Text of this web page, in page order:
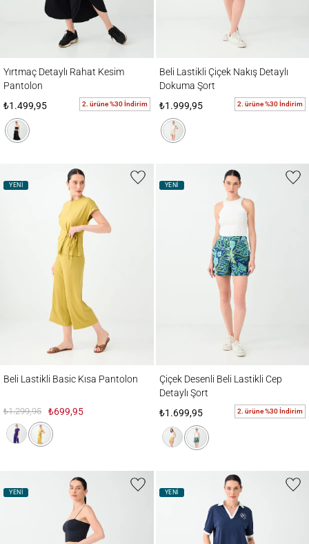
Yırtmaç Detaylı Rahat Kesim
Pantolon
₺1.499,95
2. ürüne %30 İndirim
Beli Lastikli Çiçek Nakış Detaylı
Dokuma Şort
₺1.999,95
2. ürüne %30 İndirim
YENİ
Beli Lastikli Basic Kısa Pantolon
₺1.299,95 ₺699,95
YENİ
Çiçek Desenli Beli Lastikli Cep
Detaylı Şort
₺1.699,95
2. ürüne %30 İndirim
YENİ YENİ